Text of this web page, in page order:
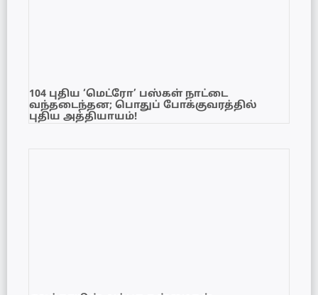
104 புதிய ‘மெட்ரோ’ பஸ்கள் நாட்டை
வந்தடைந்தன; பொதுப் போக்குவரத்தில்
புதிய அத்தியாயம்!